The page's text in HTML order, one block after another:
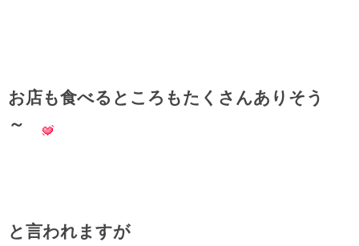
お店も食べるところもたくさんありそう
～
と言われますが